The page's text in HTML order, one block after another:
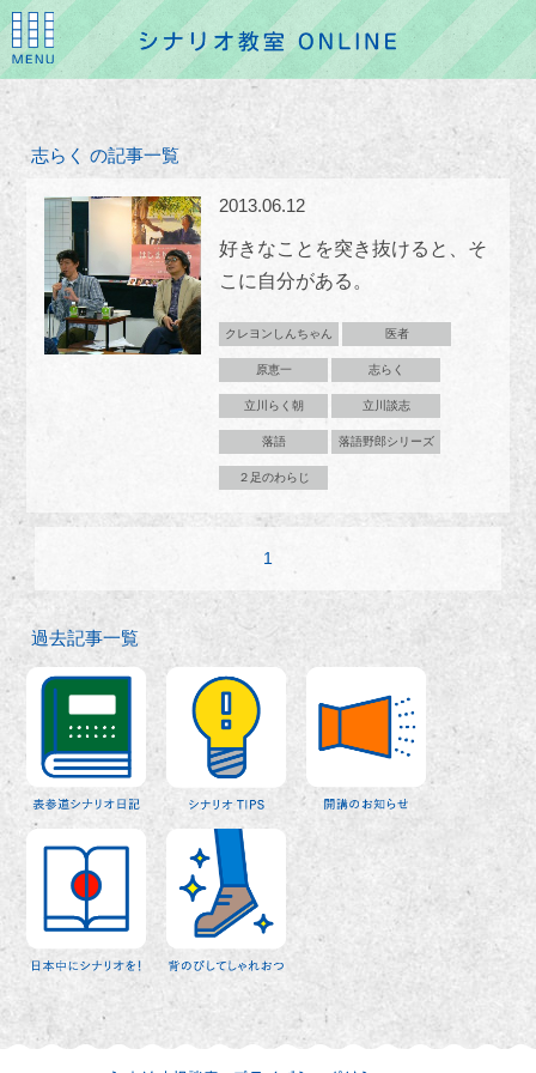
志らく の記事一覧
2013.06.12
好きなことを突き抜けると、そ
こに自分がある。
クレヨンしんちゃん 医者
原恵一 志らく
立川らく朝 立川談志
落語 落語野郎シリーズ
２足のわらじ
1
過去記事一覧